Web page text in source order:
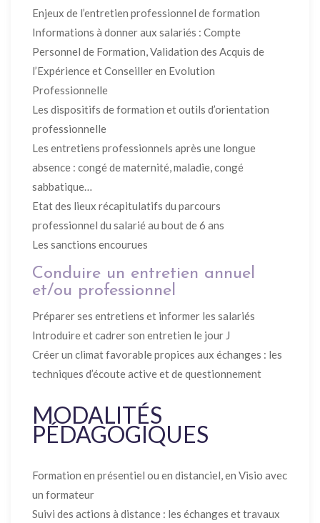
Enjeux de l’entretien professionnel de formation
Informations à donner aux salariés : Compte
Personnel de Formation, Validation des Acquis de
l’Expérience et Conseiller en Evolution
Professionnelle
Les dispositifs de formation et outils d’orientation
professionnelle
Les entretiens professionnels après une longue
absence : congé de maternité, maladie, congé
sabbatique…
Etat des lieux récapitulatifs du parcours
professionnel du salarié au bout de 6 ans
Les sanctions encourues
Conduire un entretien annuel
et/ou professionnel
Préparer ses entretiens et informer les salariés
Introduire et cadrer son entretien le jour J
Créer un climat favorable propices aux échanges : les
techniques d’écoute active et de questionnement
MODALITÉS
PÉDAGOGIQUES
Formation en présentiel ou en distanciel, en Visio avec
un formateur
Suivi des actions à distance : les échanges et travaux